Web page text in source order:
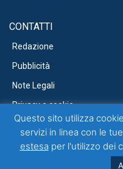
CONTATTI
Redazione
Pubblicità
Note Legali
Privacy e cookie
Questo blog non rappresenta
aggiornato senza alcuna
Questo sito utilizza
servizi in linea con le
estesa per l'utilizzo dei